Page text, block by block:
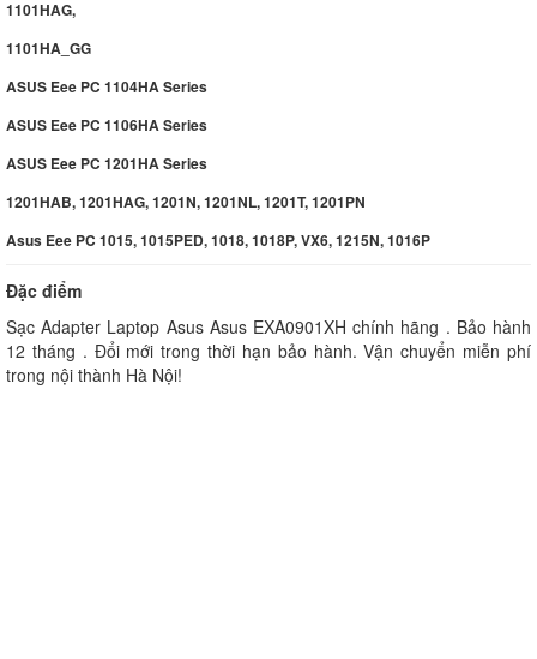
1101HAG,
1101HA_GG
ASUS Eee PC 1104HA Series
ASUS Eee PC 1106HA Series
ASUS Eee PC 1201HA Series
1201HAB, 1201HAG, 1201N, 1201NL, 1201T, 1201PN
Asus Eee PC 1015, 1015PED, 1018, 1018P, VX6, 1215N, 1016P
Đặc điểm
Sạc Adapter Laptop Asus Asus EXA0901XH chính hãng . Bảo hành
12 tháng . Đổi mới trong thời hạn bảo hành. Vận chuyển miễn phí
trong nội thành Hà Nội!